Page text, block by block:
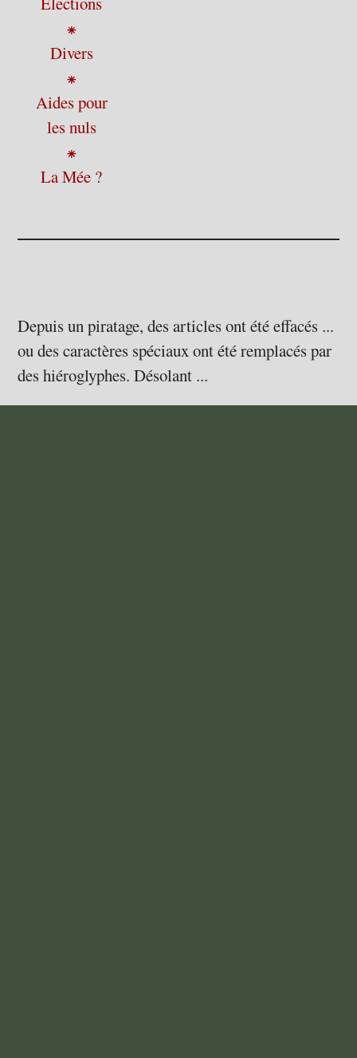
⁕
Divers
⁕
Aides pour
les nuls
⁕
La Mée ?
Depuis un piratage, des articles ont été effacés ...
ou des caractères spéciaux ont été remplacés par
des hiéroglyphes. Désolant ...